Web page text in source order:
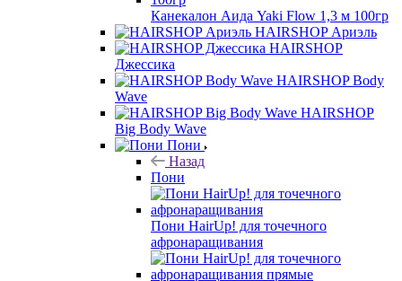
Канекалон Аида Yaki Flow 1,3 м 100гр
HAIRSHOP Ариэль
HAIRSHOP
Джессика
HAIRSHOP Body
Wave
HAIRSHOP
Big Body Wave
Пони
Назад
Пони
Пони HairUp! для точечного
афронаращивания